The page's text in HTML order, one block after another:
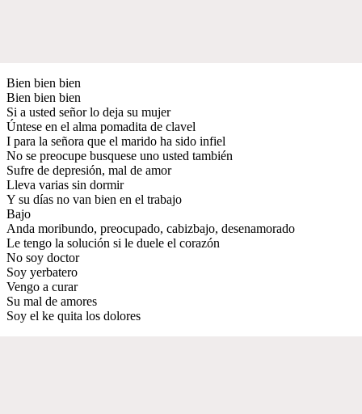
Bien bien bien
Bien bien bien
Si a usted señor lo deja su mujer
Úntese en el alma pomadita de clavel
I para la señora que el marido ha sido infiel
No se preocupe busquese uno usted también
Sufre de depresión, mal de amor
Lleva varias sin dormir
Y su días no van bien en el trabajo
Bajo
Anda moribundo, preocupado, cabizbajo, desenamorado
Le tengo la solución si le duele el corazón
No soy doctor
Soy yerbatero
Vengo a curar
Su mal de amores
Soy el ke quita los dolores